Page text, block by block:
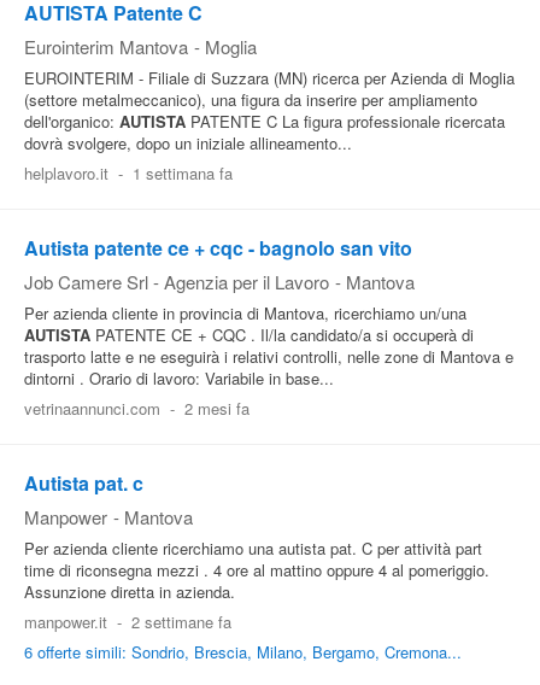
AUTISTA Patente C
Eurointerim Mantova - Moglia
EUROINTERIM - Filiale di Suzzara (MN) ricerca per Azienda di Moglia
(settore metalmeccanico), una figura da inserire per ampliamento
dell'organico: AUTISTA PATENTE C La figura professionale ricercata
dovrà svolgere, dopo un iniziale allineamento...
helplavoro.it - 1 settimana fa
Autista patente ce + cqc - bagnolo san vito
Job Camere Srl - Agenzia per il Lavoro - Mantova
Per azienda cliente in provincia di Mantova, ricerchiamo un/una
AUTISTA PATENTE CE + CQC . Il/la candidato/a si occuperà di
trasporto latte e ne eseguirà i relativi controlli, nelle zone di Mantova e
dintorni . Orario di lavoro: Variabile in base...
vetrinaannunci.com - 2 mesi fa
Autista pat. c
Manpower - Mantova
Per azienda cliente ricerchiamo una autista pat. C per attività part
time di riconsegna mezzi . 4 ore al mattino oppure 4 al pomeriggio.
Assunzione diretta in azienda.
manpower.it - 2 settimane fa
6 offerte simili: Sondrio, Brescia, Milano, Bergamo, Cremona...